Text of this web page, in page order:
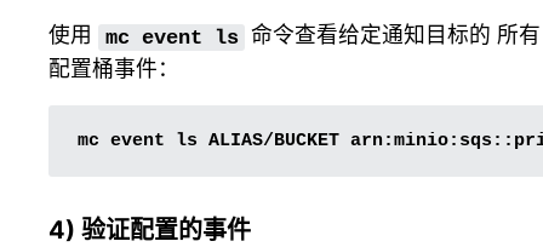
使用
mc event ls 命令查看给定通知目标的 所有
配置桶事件：
mc event ls ALIAS/BUCKET
4) 验证配置的事件